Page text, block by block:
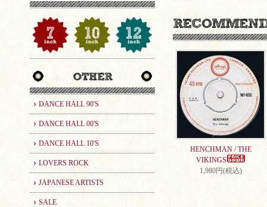
DANCE HALL 90'S
DANCE HALL 00'S
DANCE HALL 10'S
LOVERS ROCK
JAPANESE ARTISTS
SALE
HENCHMAN / THE
VIKINGS
1,980円(税込)